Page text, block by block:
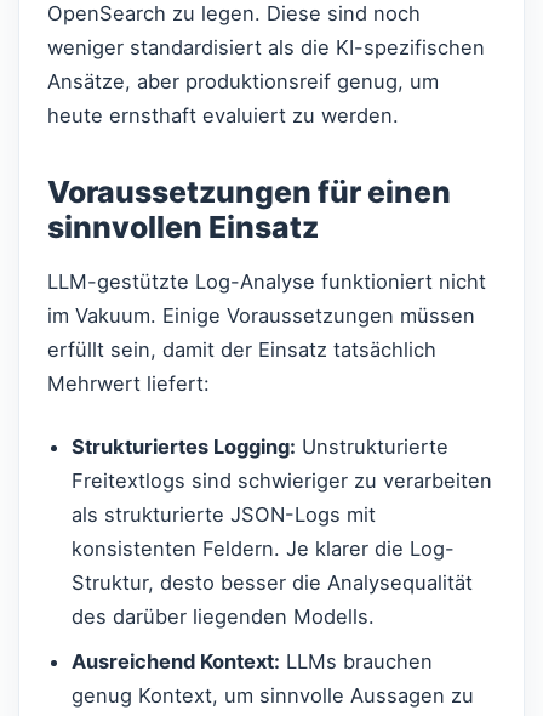
OpenSearch zu legen. Diese sind noch
weniger standardisiert als die KI-spezifischen
Ansätze, aber produktionsreif genug, um
heute ernsthaft evaluiert zu werden.
Voraussetzungen für einen
sinnvollen Einsatz
LLM-gestützte Log-Analyse funktioniert nicht
im Vakuum. Einige Voraussetzungen müssen
erfüllt sein, damit der Einsatz tatsächlich
Mehrwert liefert:
Strukturiertes Logging: Unstrukturierte
Freitextlogs sind schwieriger zu verarbeiten
als strukturierte JSON-Logs mit
konsistenten Feldern. Je klarer die Log-
Struktur, desto besser die Analysequalität
des darüber liegenden Modells.
Ausreichend Kontext: LLMs brauchen
genug Kontext, um sinnvolle Aussagen zu